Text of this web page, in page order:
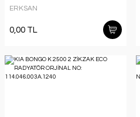
114.059.011A.2250
ERKSAN
0,00 TL